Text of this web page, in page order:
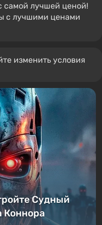
самой лучшей ценой!
с лучшими ценами
изменить условия
Судный
Коннора